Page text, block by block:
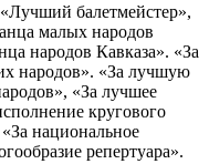
балетмейстер»,
малых народов
народов Кавказа». «За
народов». «За лучшую
«За лучшее
кругового
национальное
репертуара».